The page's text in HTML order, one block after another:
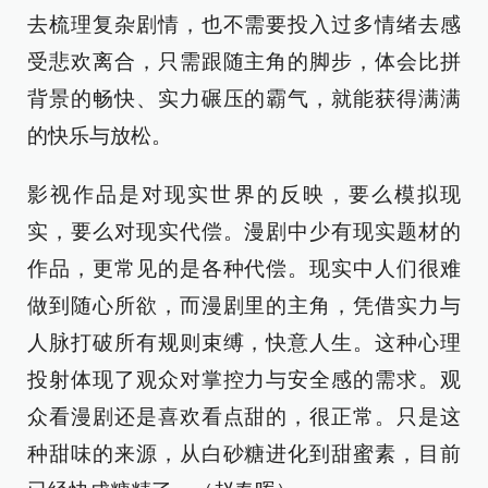
去梳理复杂剧情，也不需要投入过多情绪去感
受悲欢离合，只需跟随主角的脚步，体会比拼
背景的畅快、实力碾压的霸气，就能获得满满
的快乐与放松。
影视作品是对现实世界的反映，要么模拟现
实，要么对现实代偿。漫剧中少有现实题材的
作品，更常见的是各种代偿。现实中人们很难
做到随心所欲，而漫剧里的主角，凭借实力与
人脉打破所有规则束缚，快意人生。这种心理
投射体现了观众对掌控力与安全感的需求。观
众看漫剧还是喜欢看点甜的，很正常。只是这
种甜味的来源，从白砂糖进化到甜蜜素，目前